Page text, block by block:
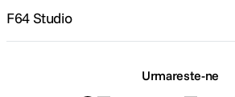
F64 Studio
Urmareste-ne